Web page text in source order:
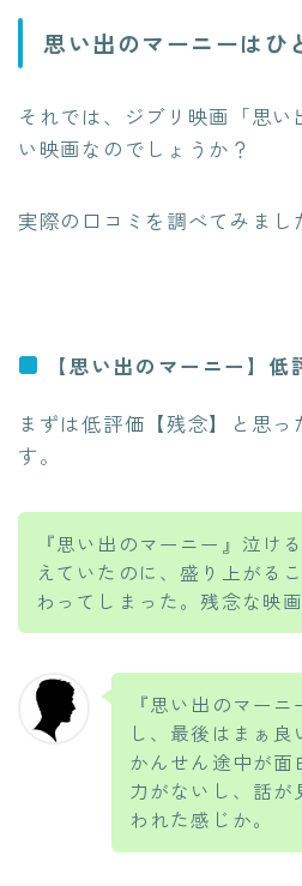
思い出のマーニーはひ
それでは、ジブリ映画「思
い映画なのでしょうか？
実際の口コミを調べてみまし
【思い出のマーニー】低
まずは低評価【残念】と思
す。
『思い出のマーニー』泣け
えていたのに、盛り上がる
わってしまった。残念な映画
『思い出のマー
し、最後はまぁ
かんせん途中が面
力がないし、話
われた感じか。